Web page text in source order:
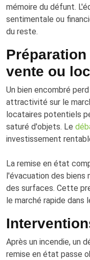
mémoire du défunt.
sentimentale ou
du reste.
vente ou
Un bien encombré
attractivité sur le
locataires potentiels
saturé d'objets. Le
investissement
La remise en état
l'évacuation des biens
des surfaces. Cette
le marché rapide dans
Après un incendie, un
remise en état passe